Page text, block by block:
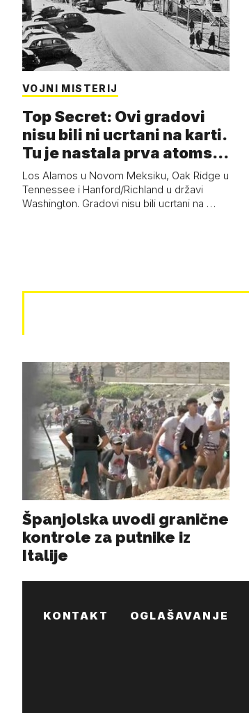
VOJNI MISTERIJ
Top Secret: Ovi gradovi
nisu bili ni ucrtani na karti.
Tu je nastala prva atoms…
Los Alamos u Novom Meksiku, Oak Ridge u
Tennessee i Hanford/Richland u državi
Washington. Gradovi nisu bili ucrtani na …
KONTAKT OGLAŠAVANJE